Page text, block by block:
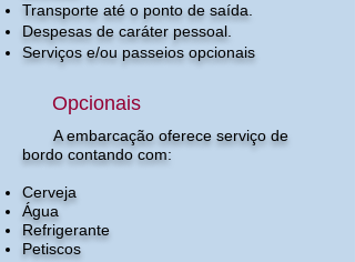
Transporte até o ponto de saída.
Despesas de caráter pessoal.
Serviços e/ou passeios opcionais
Opcionais
A embarcação oferece serviço de
bordo contando com:
Cerveja
Água
​Refrigerante
Petiscos